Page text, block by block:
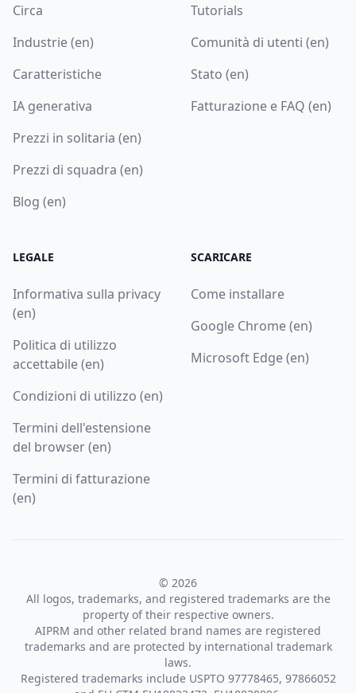
Circa
Industrie (en)
Caratteristiche
IA generativa
Prezzi in solitaria (en)
Prezzi di squadra (en)
Blog (en)
Tutorials
Comunità di utenti (en)
Stato (en)
Fatturazione e FAQ (en)
LEGALE
Informativa sulla privacy
(en)
Politica di utilizzo
accettabile (en)
Condizioni di utilizzo (en)
Termini dell'estensione
del browser (en)
Termini di fatturazione
(en)
SCARICARE
Come installare
Google Chrome (en)
Microsoft Edge (en)
© 2026
All logos, trademarks, and registered trademarks are the
property of their respective owners.
AIPRM and other related brand names are registered
trademarks and are protected by international trademark
laws.
Registered trademarks include USPTO 97778465, 97866052